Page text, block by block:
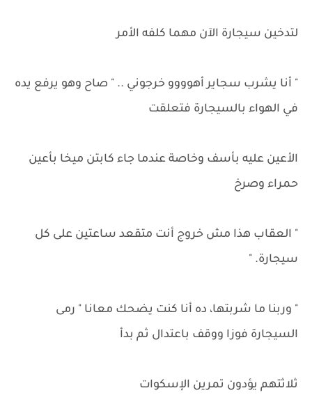
لتدخين سيجارة الآن مهما كلفه الأمر
" أنا يشرب سجاير أهوووو خرجوني .. " صاح وهو يرفع يده
في الهواء بالسيجارة فتعلقت
الأعين عليه بأسف وخاصة عندما جاء كابتن ميخا بأعين
حمراء وصرخ
" العقاب هذا مش خروج أنت متقعد ساعتين على كل
سيجارة. "
" وربنا ما شربتها، ده أنا كنت يضحك معانا " رمى
السيجارة فوزا ووقف باعتدال ثم بدأ
ثلاثتهم يؤدون تمرين الإسكوات